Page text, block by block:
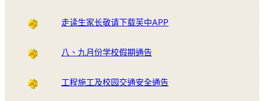
走读生家长敬请下载芙中APP
八、九月份学校假期通告
工程施工及校园交通安全通告